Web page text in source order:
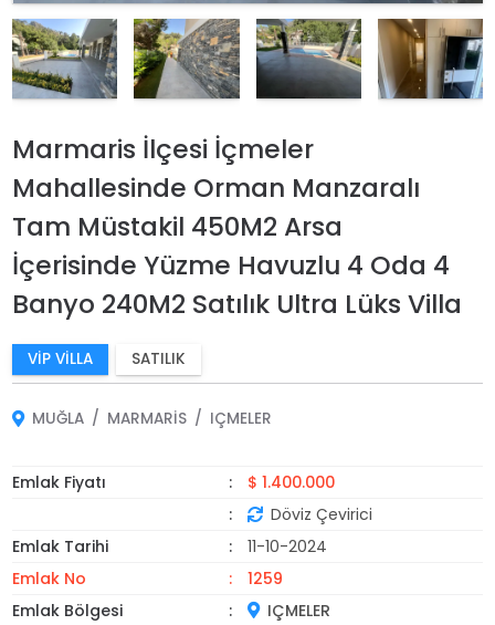
Marmaris İlçesi İçmeler
Mahallesinde Orman Manzaralı
Tam Müstakil 450M2 Arsa
İçerisinde Yüzme Havuzlu 4 Oda 4
Banyo 240M2 Satılık Ultra Lüks Villa
VIP VILLA SATILIK
MUĞLA MARMARIS IÇMELER
Emlak Fiyatı
$ 1.400.000
Döviz Çevirici
Emlak Tarihi
11-10-2024
Emlak No
1259
Emlak Bölgesi
IÇMELER